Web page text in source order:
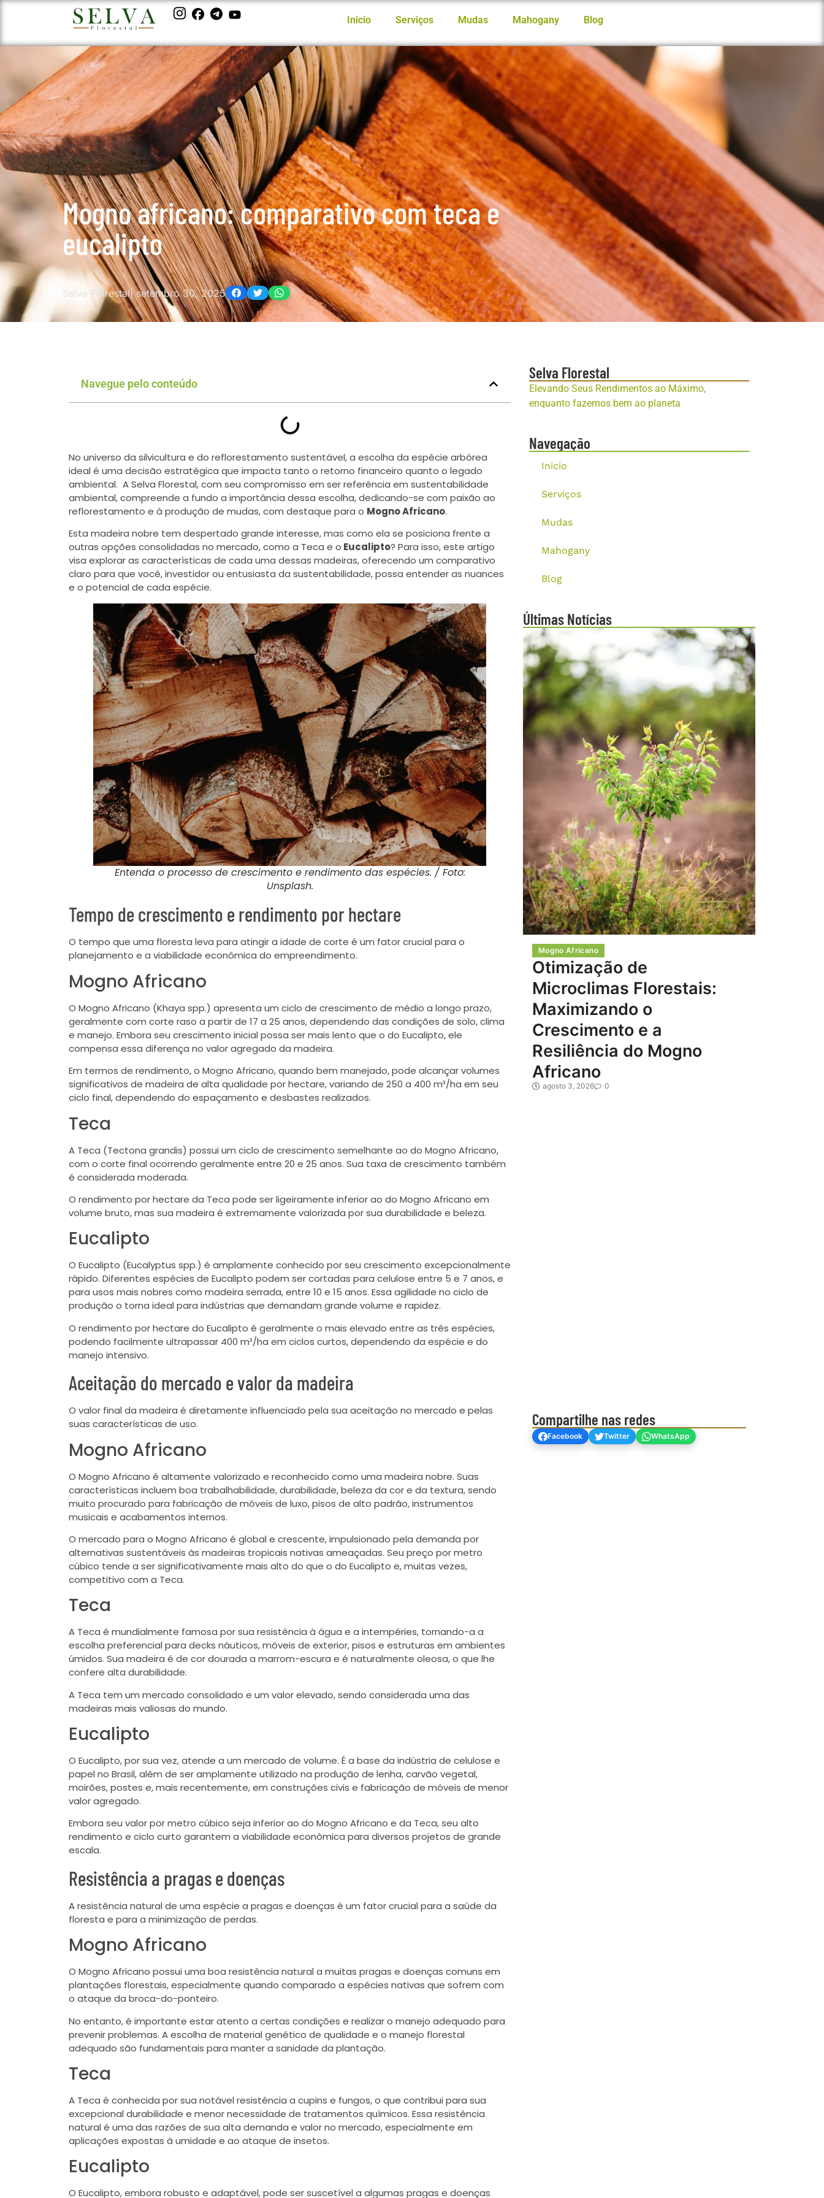
Inicio Serviços Mudas Mahogany Blog
Mogno africano: comparativo com teca e
eucalipto
Selva Florestal| setembro 30, 2025
Navegue pelo conteúdo
No universo da silvicultura e do reflorestamento sustentável, a escolha da espécie arbórea
ideal é uma decisão estratégica que impacta tanto o retorno financeiro quanto o legado
ambiental. A Selva Florestal, com seu compromisso em ser referência em sustentabilidade
ambiental, compreende a fundo a importância dessa escolha, dedicando-se com paixão ao
reflorestamento e à produção de mudas, com destaque para o Mogno Africano.
Esta madeira nobre tem despertado grande interesse, mas como ela se posiciona frente a
outras opções consolidadas no mercado, como a Teca e o Eucalipto? Para isso, este artigo
visa explorar as características de cada uma dessas madeiras, oferecendo um comparativo
claro para que você, investidor ou entusiasta da sustentabilidade, possa entender as nuances
e o potencial de cada espécie.
Entenda o processo de crescimento e rendimento das espécies. / Foto:
Unsplash.
Tempo de crescimento e rendimento por hectare
O tempo que uma floresta leva para atingir a idade de corte é um fator crucial para o
planejamento e a viabilidade econômica do empreendimento.
Mogno Africano
O Mogno Africano (Khaya spp.) apresenta um ciclo de crescimento de médio a longo prazo,
geralmente com corte raso a partir de 17 a 25 anos, dependendo das condições de solo, clima
e manejo. Embora seu crescimento inicial possa ser mais lento que o do Eucalipto, ele
compensa essa diferença no valor agregado da madeira.
Em termos de rendimento, o Mogno Africano, quando bem manejado, pode alcançar volumes
significativos de madeira de alta qualidade por hectare, variando de 250 a 400 m³/ha em seu
ciclo final, dependendo do espaçamento e desbastes realizados.
Teca
A Teca (Tectona grandis) possui um ciclo de crescimento semelhante ao do Mogno Africano,
com o corte final ocorrendo geralmente entre 20 e 25 anos. Sua taxa de crescimento também
é considerada moderada.
O rendimento por hectare da Teca pode ser ligeiramente inferior ao do Mogno Africano em
volume bruto, mas sua madeira é extremamente valorizada por sua durabilidade e beleza.
Eucalipto
O Eucalipto (Eucalyptus spp.) é amplamente conhecido por seu crescimento excepcionalmente
rápido. Diferentes espécies de Eucalipto podem ser cortadas para celulose entre 5 e 7 anos, e
para usos mais nobres como madeira serrada, entre 10 e 15 anos. Essa agilidade no ciclo de
produção o torna ideal para indústrias que demandam grande volume e rapidez.
O rendimento por hectare do Eucalipto é geralmente o mais elevado entre as três espécies,
podendo facilmente ultrapassar 400 m³/ha em ciclos curtos, dependendo da espécie e do
manejo intensivo.
Aceitação do mercado e valor da madeira
O valor final da madeira é diretamente influenciado pela sua aceitação no mercado e pelas
suas características de uso.
Mogno Africano
O Mogno Africano é altamente valorizado e reconhecido como uma madeira nobre. Suas
características incluem boa trabalhabilidade, durabilidade, beleza da cor e da textura, sendo
muito procurado para fabricação de móveis de luxo, pisos de alto padrão, instrumentos
musicais e acabamentos internos.
O mercado para o Mogno Africano é global e crescente, impulsionado pela demanda por
alternativas sustentáveis às madeiras tropicais nativas ameaçadas. Seu preço por metro
cúbico tende a ser significativamente mais alto do que o do Eucalipto e, muitas vezes,
competitivo com a Teca.
Teca
A Teca é mundialmente famosa por sua resistência à água e a intempéries, tornando-a a
escolha preferencial para decks náuticos, móveis de exterior, pisos e estruturas em ambientes
úmidos. Sua madeira é de cor dourada a marrom-escura e é naturalmente oleosa, o que lhe
confere alta durabilidade.
A Teca tem um mercado consolidado e um valor elevado, sendo considerada uma das
madeiras mais valiosas do mundo.
Eucalipto
O Eucalipto, por sua vez, atende a um mercado de volume. É a base da indústria de celulose e
papel no Brasil, além de ser amplamente utilizado na produção de lenha, carvão vegetal,
moirões, postes e, mais recentemente, em construções civis e fabricação de móveis de menor
valor agregado.
Embora seu valor por metro cúbico seja inferior ao do Mogno Africano e da Teca, seu alto
rendimento e ciclo curto garantem a viabilidade econômica para diversos projetos de grande
escala.
Resistência a pragas e doenças
A resistência natural de uma espécie a pragas e doenças é um fator crucial para a saúde da
floresta e para a minimização de perdas.
Mogno Africano
O Mogno Africano possui uma boa resistência natural a muitas pragas e doenças comuns em
plantações florestais, especialmente quando comparado a espécies nativas que sofrem com
o ataque da broca-do-ponteiro.
No entanto, é importante estar atento a certas condições e realizar o manejo adequado para
prevenir problemas. A escolha de material genético de qualidade e o manejo florestal
adequado são fundamentais para manter a sanidade da plantação.
Teca
A Teca é conhecida por sua notável resistência a cupins e fungos, o que contribui para sua
excepcional durabilidade e menor necessidade de tratamentos químicos. Essa resistência
natural é uma das razões de sua alta demanda e valor no mercado, especialmente em
aplicações expostas à umidade e ao ataque de insetos.
Eucalipto
O Eucalipto, embora robusto e adaptável, pode ser suscetível a algumas pragas e doenças
Selva Florestal
Elevando Seus Rendimentos ao Máximo,
enquanto fazemos bem ao planeta
Navegação
Inicio
Serviços
Mudas
Mahogany
Blog
Últimas Notícias
Mogno Africano
Otimização de
Microclimas Florestais:
Maximizando o
Crescimento e a
Resiliência do Mogno
Africano
agosto 3, 2026 0
Compartilhe nas redes
Facebook Twitter WhatsApp